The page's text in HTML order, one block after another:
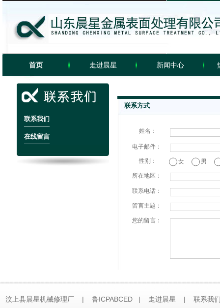
首页 走进晨星 新闻中心
联系我们
在线留言
联系方式
姓名：
电子邮件：
性别： 女 男
所在地区：
联系电话：
留言主题：
您的留言：
汶上县晨星机械修理厂 | 鲁ICPABCED | 走进晨星 | 联系我